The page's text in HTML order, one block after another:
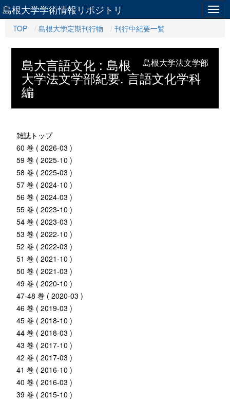
島根大学学術情報リポジトリ
TOP 島根大学定期刊行物 刊行中紀要一覧
島根大学法文学部
島大言語文化 : 島根
大学法文学部紀要. 言語文化学科
編
雑誌トップ
60 巻 ( 2026-03 )
59 巻 ( 2025-10 )
58 巻 ( 2025-03 )
57 巻 ( 2024-10 )
56 巻 ( 2024-03 )
55 巻 ( 2023-10 )
54 巻 ( 2023-03 )
53 巻 ( 2022-10 )
52 巻 ( 2022-03 )
51 巻 ( 2021-10 )
50 巻 ( 2021-03 )
49 巻 ( 2020-10 )
47-48 巻 ( 2020-03 )
46 巻 ( 2019-03 )
45 巻 ( 2018-10 )
44 巻 ( 2018-03 )
43 巻 ( 2017-10 )
42 巻 ( 2017-03 )
41 巻 ( 2016-10 )
40 巻 ( 2016-03 )
39 巻 ( 2015-10 )